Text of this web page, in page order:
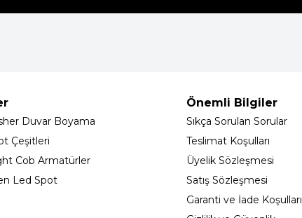
Duvar Boyama
Çeşitleri
Cob Armatürler
Led Spot
Önemli Bilgiler
Sıkça Sorulan Sorular
Teslimat Koşulları
Üyelik Sözleşmesi
Satış Sözleşmesi
Garanti ve İade Koşulları